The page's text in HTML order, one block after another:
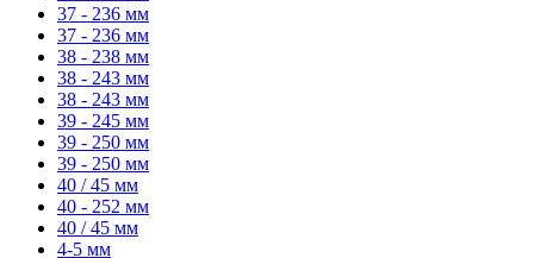
37 - 236 мм
37 - 236 мм
38 - 238 мм
38 - 243 мм
38 - 243 мм
39 - 245 мм
39 - 250 мм
39 - 250 мм
40 / 45 мм
40 - 252 мм
40 / 45 мм
4-5 мм